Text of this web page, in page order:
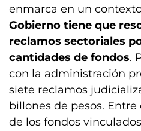
enmarca en un
Gobierno tiene que
reclamos sectoriales
cantidades de fondos.
con la administración
siete reclamos
billones de pesos.
de los fondos